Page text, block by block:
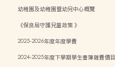
幼稚園及幼稚園暨幼兒中心概覽
《保良局守護兒童政策 》
2025-2026年度年度學費
2024-2025年度下學期學生書簿雜費價目